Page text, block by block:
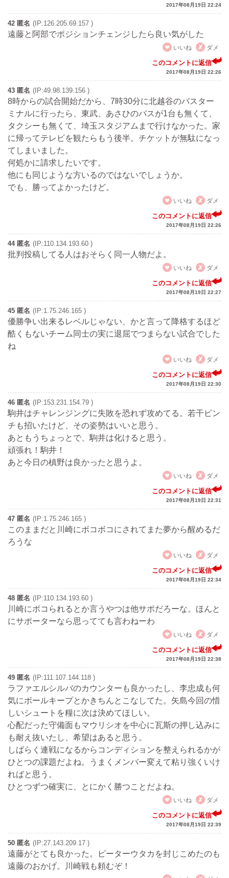
2017年08月19日 22:24
42 匿名 (IP:126.205.69.157 )
遠藤と阿部でポジションチェンジしたら良い気がした
いいね
ダメ
このコメントに返信
2017年08月19日 22:26
43 匿名 (IP:49.98.139.156 )
8時からの試合開始だから、7時30分に北越谷のバスター
ミナルに行ったら、東武、あさひのバスが1台も無くて、
タクシーも無くて、埼玉スタジアムまで行けなかった。家
に帰ってテレビを観たらもう後半。チケットが無駄になっ
てしまいました。
何処かに請求したいです。
他にも同じような方いるのではないでしょうか。
でも、勝ってよかったけど。
いいね
ダメ
このコメントに返信
2017年08月19日 22:26
44 匿名 (IP:110.134.193.60 )
批判投稿してる人はおそらく同一人物だよ。
いいね
ダメ
このコメントに返信
2017年08月19日 22:27
45 匿名 (IP:1.75.246.165 )
優勝争い出来るレベルじゃない、かと言って降格するほど
酷くもないチーム同士の実に退屈でつまらない試合でした
ね
いいね
ダメ
このコメントに返信
2017年08月19日 22:30
46 匿名 (IP:153.231.154.79 )
駒井はチャレンジングに失敗を恐れず攻めてる。若干ピン
チも招いたけど、その姿勢はいいと思う。
あともうちょっとで、駒井は化けると思う。
頑張れ！駒井！
あと今日の槙野は良かったと思うよ。
いいね
ダメ
このコメントに返信
2017年08月19日 22:31
47 匿名 (IP:1.75.246.165 )
このままだと川崎にボコボコにされてまた夢から醒めるだ
ろうな
いいね
ダメ
このコメントに返信
2017年08月19日 22:34
48 匿名 (IP:110.134.193.60 )
川崎にボコられるとか言うやつは他サポだろーな。ほんと
にサポーターなら思ってても言わねーわ
いいね
ダメ
このコメントに返信
2017年08月19日 22:38
49 匿名 (IP:111.107.144.118 )
ラファエルシルバのカウンターも良かったし、李忠成も何
気にボールキープとかきちんとこなしてた。矢島今回の惜
しいシュートを糧に次は決めてほしい。
心配だった守備面もマウリシオを中心に瓦斯の押し込みに
も耐え抜いたし、希望はあると思う。
しばらく連戦になるからコンディションを整えられるかが
ひとつの課題だよね。うまくメンバー変えて粘り強くいけ
ればと思う。
ひとつずつ確実に、とにかく勝つことだよね。
いいね
ダメ
このコメントに返信
2017年08月19日 22:39
50 匿名 (IP:27.143.209.17 )
遠藤がとても良かった。ピーターウタカを封じこめたのも
遠藤のおかげ。川崎戦も頼むぞ！